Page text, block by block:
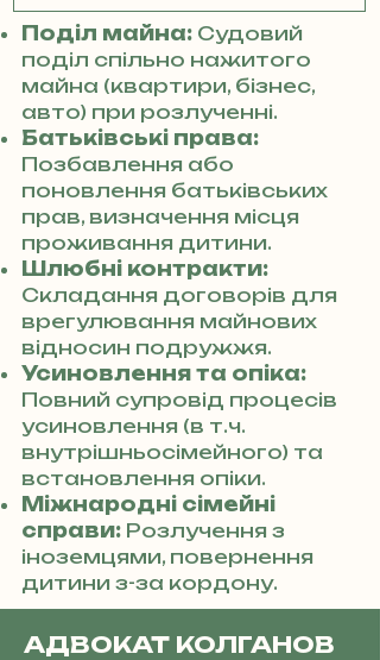
Поділ майна: Судовий
поділ спільно нажитого
майна (квартири, бізнес,
авто) при розлученні.
Батьківські права:
Позбавлення або
поновлення батьківських
прав, визначення місця
проживання дитини.
Шлюбні контракти:
Складання договорів для
врегулювання майнових
відносин подружжя.
Усиновлення та опіка:
Повний супровід процесів
усиновлення (в т.ч.
внутрішньосімейного) та
встановлення опіки.
Міжнародні сімейні
справи: Розлучення з
іноземцями, повернення
дитини з-за кордону.
АДВОКАТ КОЛГАНОВ